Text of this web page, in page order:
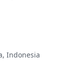
Indonesia